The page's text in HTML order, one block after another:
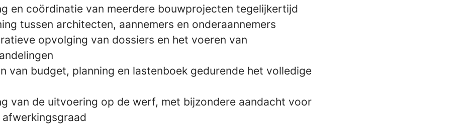
en coördinatie van meerdere bouwprojecten tegelijkertijd
tussen architecten, aannemers en onderaannemers
opvolging van dossiers en het voeren van
van budget, planning en lastenboek gedurende het volledige
van de uitvoering op de werf, met bijzondere aandacht voor